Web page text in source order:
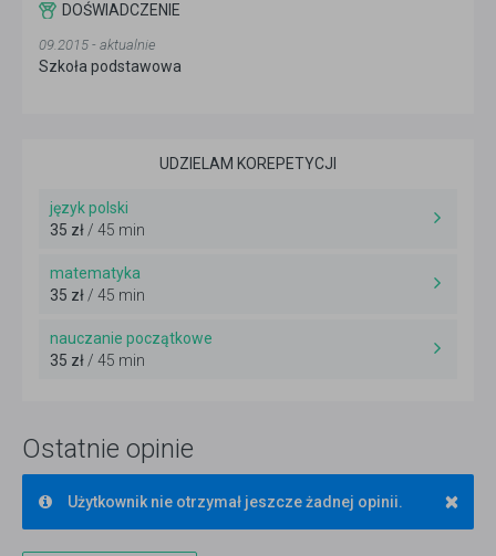
DOŚWIADCZENIE
09.2015 - aktualnie
Szkoła podstawowa
UDZIELAM KOREPETYCJI
język polski
35 zł/ 45 min
matematyka
35 zł/ 45 min
nauczanie początkowe
35 zł/ 45 min
Ostatnie opinie
×
Użytkownik nie otrzymał jeszcze żadnej opinii.